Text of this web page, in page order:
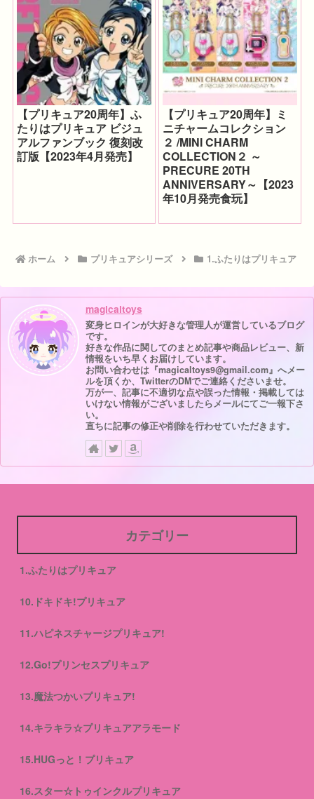
【プリキュア20周年】ふ
たりはプリキュア ビジュ
アルファンブック 復刻改
訂版【2023年4月発売】
【プリキュア20周年】ミ
ニチャームコレクション
２ /MINI CHARM
COLLECTION２ ～
PRECURE 20TH
ANNIVERSARY～【2023
年10月発売食玩】
ホーム プリキュアシリーズ 1.ふたりはプリキュア
magicaltoys
変身ヒロインが大好きな管理人が運営しているブログ
です。
好きな作品に関してのまとめ記事や商品レビュー、新
情報をいち早くお届けしています。
お問い合わせは『magicaltoys9@gmail.com』へメー
ルを頂くか、TwitterのDMでご連絡くださいませ。
万が一、記事に不適切な点や誤った情報・掲載しては
いけない情報がございましたらメールにてご一報下さ
い。
直ちに記事の修正や削除を行わせていただきます。
カテゴリー
1.ふたりはプリキュア
10.ドキドキ!プリキュア
11.ハピネスチャージプリキュア!
12.Go!プリンセスプリキュア
13.魔法つかいプリキュア!
14.キラキラ☆プリキュアアラモード
15.HUGっと！プリキュア
16.スター☆トゥインクルプリキュア